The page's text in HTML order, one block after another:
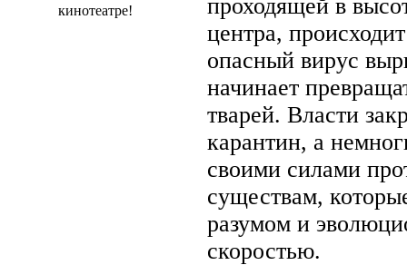
кинотеатре!
проходящей в
центра,
опасный вирус
начинает
тварей. Власти
карантин, а
своими силами
существам,
разумом и
скоростью.